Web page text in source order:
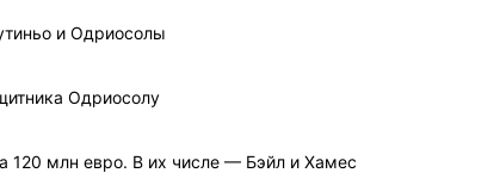
и Одриосолы
Одриосолу
120 млн евро. В их числе — Бэйл и Хамес